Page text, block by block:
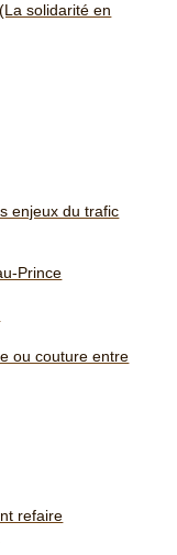
solidarité en
enjeux du trafic
Prince
ou couture entre
refaire